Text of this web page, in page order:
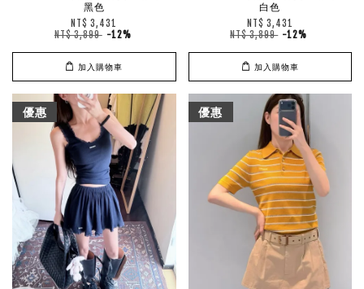
黑色
NT$ 3,431
NT$ 3,899 -12%
加入購物車
白色
NT$ 3,431
NT$ 3,899 -12%
加入購物車
優惠 優惠